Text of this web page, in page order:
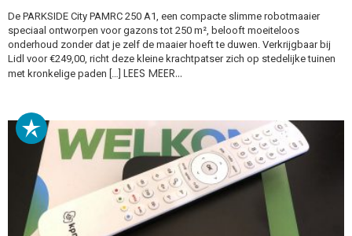
De PARKSIDE City PAMRC 250 A1, een compacte slimme robotmaaier
speciaal ontworpen voor gazons tot 250 m², belooft moeiteloos
onderhoud zonder dat je zelf de maaier hoeft te duwen. Verkrijgbaar bij
Lidl voor €249,00, richt deze kleine krachtpatser zich op stedelijke tuinen
met kronkelige paden […] LEES MEER…